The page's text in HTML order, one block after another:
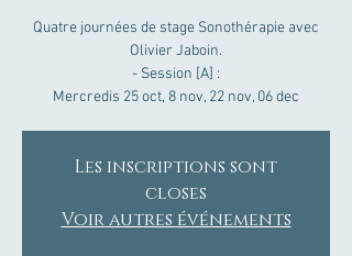
Quatre journées de stage Sonothérapie avec
Olivier Jaboin.
- Session [A] :
Mercredis 25 oct, 8 nov, 22 nov, 06 dec
Les inscriptions sont
closes
Voir autres événements